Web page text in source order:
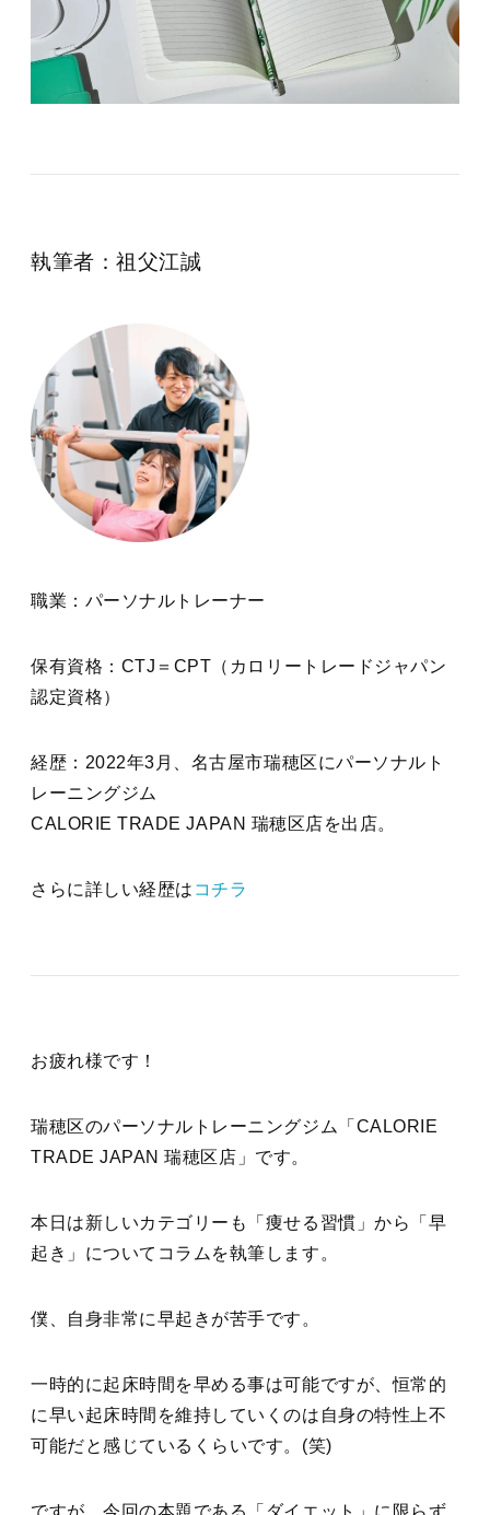
執筆者：祖父江誠
職業：パーソナルトレーナー
保有資格：CTJ＝CPT（カロリートレードジャパン
認定資格）
経歴：2022年3月、名古屋市瑞穂区にパーソナルト
レーニングジム
CALORIE TRADE JAPAN 瑞穂区店を出店。
さらに詳しい経歴は コチラ
お疲れ様です！
瑞穂区のパーソナルトレーニングジム「CALORIE
TRADE JAPAN 瑞穂区店」です。
本日は新しいカテゴリーも「痩せる習慣」から「早
起き」についてコラムを執筆します。
僕、自身非常に早起きが苦手です。
一時的に起床時間を早める事は可能ですが、恒常的
に早い起床時間を維持していくのは自身の特性上不
可能だと感じているくらいです。(笑)
ですが、今回の本題である「ダイエット」に限らず